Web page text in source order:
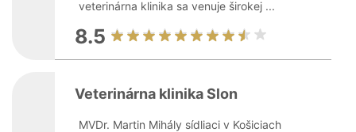
veterinárna klinika sa venuje širokej ...
8.5
Veterinárna klinika Slon
MVDr. Martin Mihály sídliaci v Košiciach